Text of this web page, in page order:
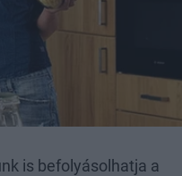
is befolyásolhatja a